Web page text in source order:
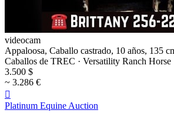
videocam
Appaloosa, Caballo castrado, 10 años, 135
Caballos de TREC · Versatility Ranch Horse
3.500 $
~ 3.286 €

Platinum Equine Auction